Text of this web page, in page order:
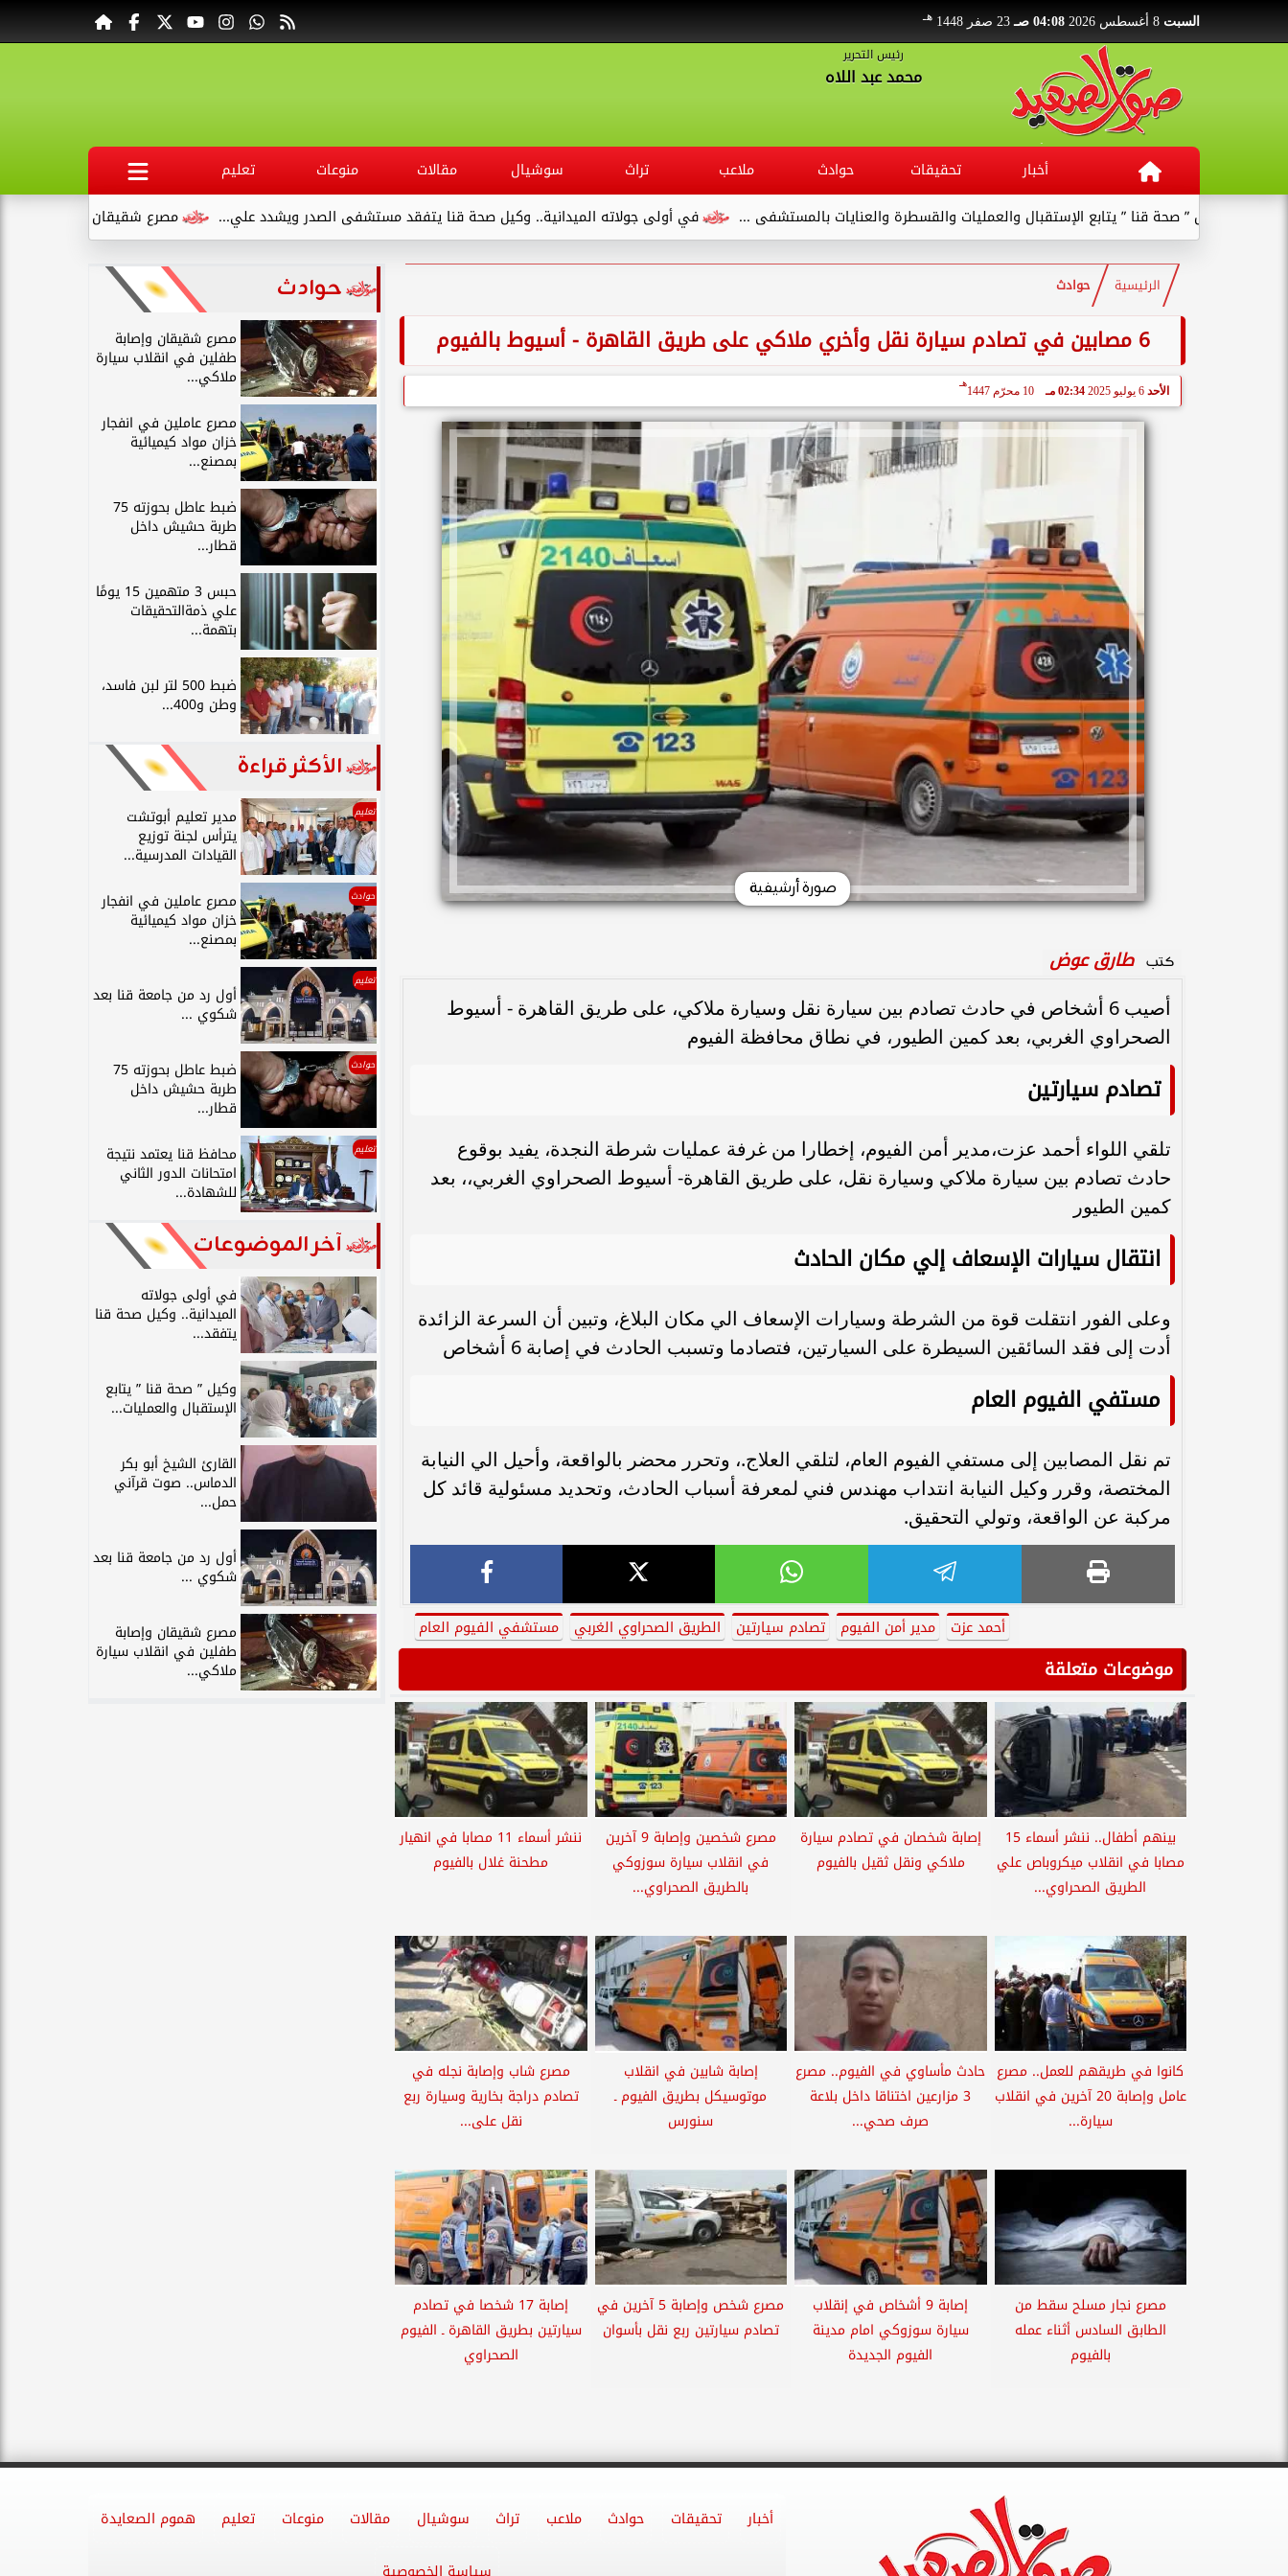
السبت 04:08 صـ 23 صفر 1448 هـ
رئيس التحرير
محمد عبد اللاه
أخبار تحقيقات حوادث ملاعب تراث سوشيال مقالات منوعات
تعليم
مصرع شقيقان وإصابة طفلين في
في أولى جولاته الميدانية.. وكيل صحة قنا يتفقد مستشفى الصدر ويشدد علي... وكيل ” صحة قنا ” يتابع الإستقبال والعمليات والقسطرة والعنايات بالمستشفى ...
الرئيسية حوادث
6 مصابين في تصادم سيارة نقل وأخري ملاكي على طريق القاهرة - أسيوط بالفيوم
الأحد 6 يوليو 2025 02:34 مـ 10 محرّم 1447
هـ
صورة أرشيفية
كتب طارق عوض
أصيب 6 أشخاص في حادث تصادم بين سيارة نقل وسيارة ملاكي، على طريق القاهرة - أسيوط
الصحراوي الغربي، بعد كمين الطيور، في نطاق محافظة الفيوم
تصادم سيارتين
تلقي اللواء أحمد عزت،مدير أمن الفيوم، إخطارا من غرفة عمليات شرطة النجدة، يفيد بوقوع
حادث تصادم بين سيارة ملاكي وسيارة نقل، على طريق القاهرة- أسيوط الصحراوي الغربي،، بعد
كمين الطيور
انتقال سيارات الإسعاف إلي مكان الحادث
وعلى الفور انتقلت قوة من الشرطة وسيارات الإسعاف الي مكان البلاغ، وتبين أن السرعة الزائدة
أدت إلى فقد السائقين السيطرة على السيارتين، فتصادما وتسبب الحادث في إصابة 6 أشخاص
مستفي الفيوم العام
تم نقل المصابين إلى مستفي الفيوم العام، لتلقي العلاج.، وتحرر محضر بالواقعة، وأحيل الي النيابة
المختصة، وقرر وكيل النيابة انتداب مهندس فني لمعرفة أسباب الحادث، وتحديد مسئولية قائد كل
مركبة عن الواقعة، وتولي التحقيق.
أحمد عزت مدير أمن الفيوم تصادم سيارتين الطريق الصحراوي الغربي مستشفي الفيوم العام
موضوعات متعلقة
بينهم أطفال.. ننشر أسماء 15
مصابا في انقلاب ميكروباص علي
الطريق الصحراوي...
إصابة شخصان في تصادم سيارة
ملاكي ونقل ثقيل بالفيوم
مصرع شخصين وإصابة 9 آخرين
في انقلاب سيارة سوزوكي
بالطريق الصحراوي...
ننشر أسماء 11 مصابا في انهيار
مطحنة غلال بالفيوم
كانوا في طريقهم للعمل.. مصرع
عامل وإصابة 20 آخرين في انقلاب
سيارة...
حادث مأساوي في الفيوم.. مصرع
3 مزارعين اختناقا داخل بلاعة
صرف صحي...
إصابة شابين في انقلاب
موتوسيكل بطريق الفيوم ـ
سنورس
مصرع شاب وإصابة نجله في
تصادم دراجة بخارية وسيارة ربع
نقل على...
مصرع نجار مسلح سقط من
الطابق السادس أثناء عمله
بالفيوم
إصابة 9 أشخاص في إنقلاب
سيارة سوزوكي امام مدينة
الفيوم الجديدة
مصرع شخص وإصابة 5 آخرين في
تصادم سيارتين ربع نقل بأسوان
إصابة 17 شخصا في تصادم
سيارتين بطريق القاهرة ـ الفيوم
الصحراوي
حوادث
مصرع شقيقان وإصابة
طفلين في انقلاب سيارة
ملاكي...
مصرع عاملين في انفجار
خزان مواد كيميائية
بمصنع...
ضبط عاطل بحوزته 75
طربة حشيش داخل
قطار...
حبس 3 متهمين 15 يومًا
علي ذمةالتحقيقات
بتهمة...
ضبط 500 لتر لبن فاسد،
وطن و400...
الأكثر قراءة
تعليم مدير تعليم أبوتشت
يترأس لجنة توزيع
القيادات المدرسية...
حوادث مصرع عاملين في انفجار
خزان مواد كيميائية
بمصنع...
تعليم
أول رد من جامعة قنا بعد
شكوي ...
حوادث ضبط عاطل بحوزته 75
طربة حشيش داخل
قطار...
تعليم محافظ قنا يعتمد نتيجة
امتحانات الدور الثاني
للشهادة...
آخر الموضوعات
في أولى جولاته
الميدانية.. وكيل صحة قنا
يتفقد...
وكيل ” صحة قنا ” يتابع
الإستقبال والعمليات...
القارئ الشيخ أبو بكر
الدماس.. صوت قرآني
حمل...
أول رد من جامعة قنا بعد
شكوي ...
مصرع شقيقان وإصابة
طفلين في انقلاب سيارة
ملاكي...
أخبار تحقيقات حوادث ملاعب تراث سوشيال مقالات منوعات تعليم هموم الصعايدة